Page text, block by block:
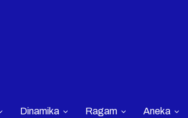
Dinamika Ragam Aneka